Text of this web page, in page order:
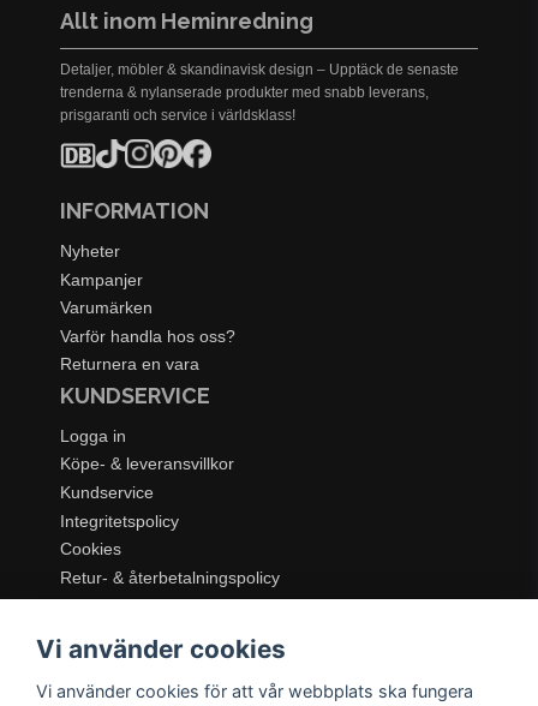
Allt inom Heminredning
Detaljer, möbler & skandinavisk design – Upptäck de senaste
trenderna & nylanserade produkter med snabb leverans,
prisgaranti och service i världsklass!
INFORMATION
Nyheter
Kampanjer
Varumärken
Varför handla hos oss?
Returnera en vara
KUNDSERVICE
Logga in
Köpe- & leveransvillkor
Kundservice
Integritetspolicy
Cookies
Retur- & återbetalningspolicy
Dukning & Servering
Vi använder cookies
Vi använder cookies för att vår webbplats ska fungera